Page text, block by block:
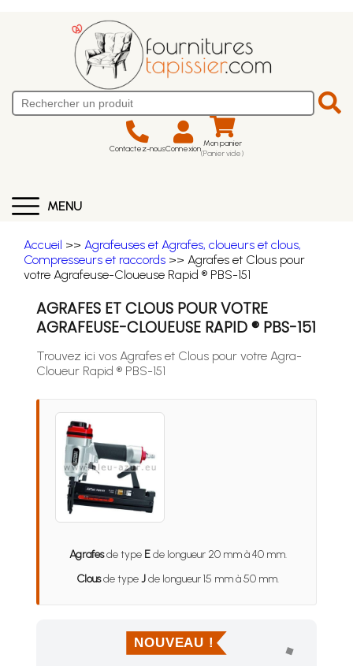
Contactez-nousConnexion Mon panier
(Panier vide)
MENU
Accueil >> Agrafeuses et Agrafes, cloueurs et clous,
Compresseurs et raccords >> Agrafes et Clous pour
votre Agrafeuse-Cloueuse Rapid ® PBS-151
AGRAFES ET CLOUS POUR VOTRE
AGRAFEUSE-CLOUEUSE RAPID ® PBS-151
Trouvez ici vos Agrafes et Clous pour votre Agra-
Cloueur Rapid ® PBS-151
Agrafesde type Ede longueur 20 mm à 40 mm.
Clousde typeJde longueur 15 mm à 50 mm.
NOUVEAU !